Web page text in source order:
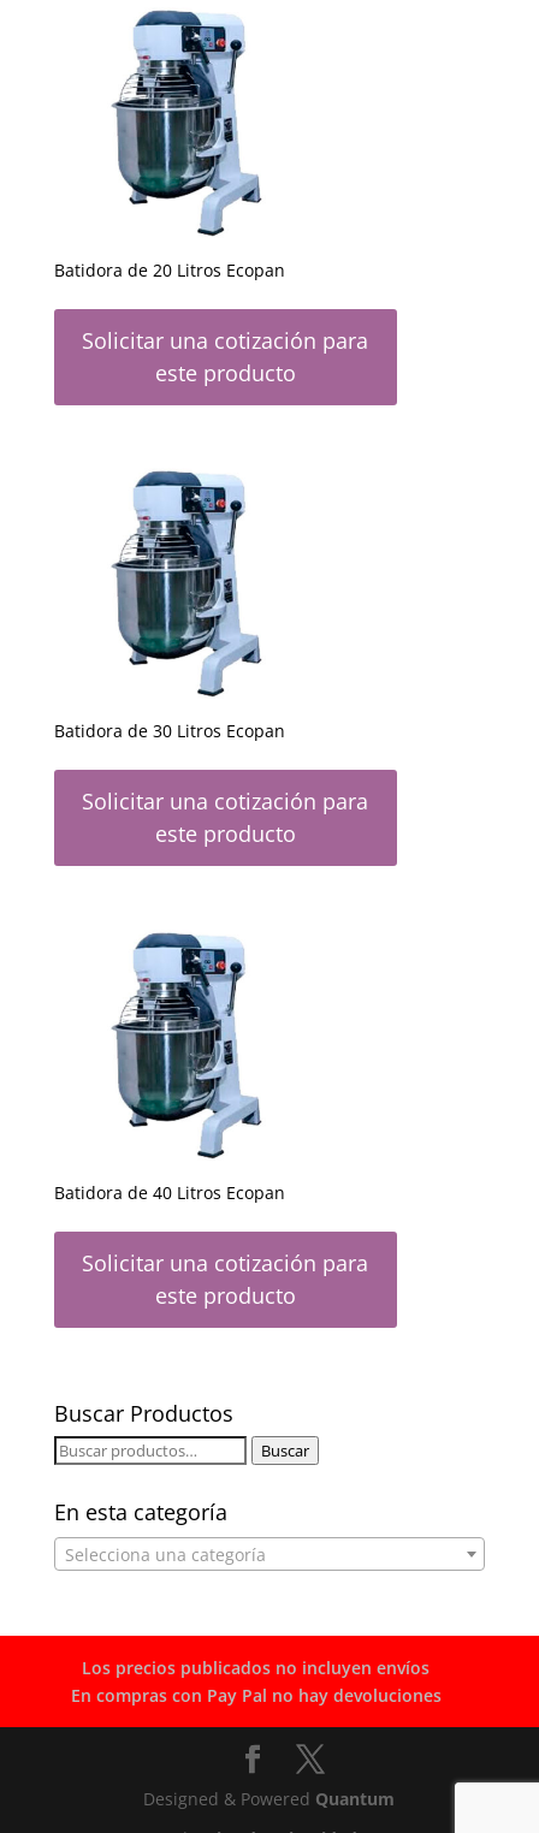
Batidora de 20 Litros Ecopan
Solicitar una cotización para
este producto
Batidora de 30 Litros Ecopan
Solicitar una cotización para
este producto
Batidora de 40 Litros Ecopan
Solicitar una cotización para
este producto
Buscar Productos
Buscar
Buscar
En esta categoría
Selecciona una categoría
Los precios publicados no incluyen envíos
En compras con Pay Pal no hay devoluciones
Designed & Powered Quantum